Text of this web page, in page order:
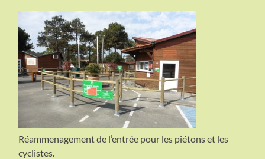
Réammenagement de l’entrée pour les piétons et les
cyclistes.